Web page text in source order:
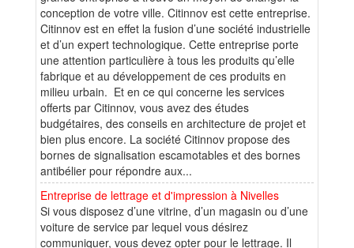
conception de votre ville. Citinnov est cette entreprise.
Citinnov est en effet la fusion d’une société industrielle
et d’un expert technologique. Cette entreprise porte
une attention particulière à tous les produits qu’elle
fabrique et au développement de ces produits en
milieu urbain. Et en ce qui concerne les services
offerts par Citinnov, vous avez des études
budgétaires, des conseils en architecture de projet et
bien plus encore. La société Citinnov propose des
bornes de signalisation escamotables et des bornes
antibélier pour répondre aux...
Entreprise de lettrage et d'impression à Nivelles
Si vous disposez d’une vitrine, d’un magasin ou d’une
voiture de service par lequel vous désirez
communiquer, vous devez opter pour le lettrage. Il